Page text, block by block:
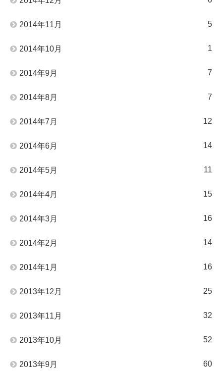
2014年11月 5
2014年10月 1
2014年9月 7
2014年8月 7
2014年7月 12
2014年6月 14
2014年5月 11
2014年4月 15
2014年3月 16
2014年2月 14
2014年1月 16
2013年12月 25
2013年11月 32
2013年10月 52
2013年9月 60